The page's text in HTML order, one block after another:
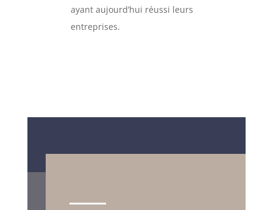
ayant aujourd’hui réussi leurs
entreprises.